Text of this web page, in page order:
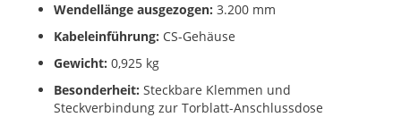
Wendellänge ausgezogen: 3.200 mm
Kabeleinführung: CS-Gehäuse
Gewicht: 0,925 kg
Besonderheit: Steckbare Klemmen und
Steckverbindung zur Torblatt-Anschlussdose